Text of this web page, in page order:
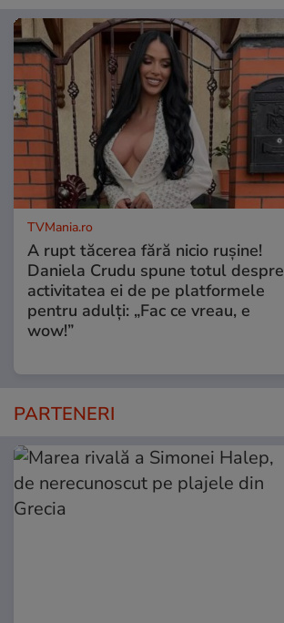
TVMania.ro
A rupt tăcerea fără nicio rușine!
Daniela Crudu spune totul despre
activitatea ei de pe platformele
pentru adulți: „Fac ce vreau, e
wow!”
PARTENERI